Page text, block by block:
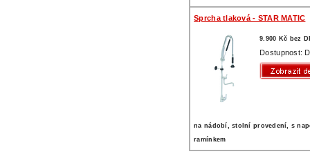
Sprcha tlaková - STAR MATIC
9.900 Kč bez
Dostupnost:
na nádobí, stolní provedení, s
ramínkem